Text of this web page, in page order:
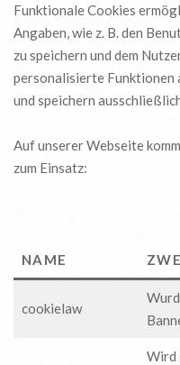
Funktionale Cookies
Angaben, wie z. B. den
zu speichern und dem
personalisierte Funktionen
und speichern
Auf unserer Webseite
zum Einsatz:
NAME
cookielaw
Wird